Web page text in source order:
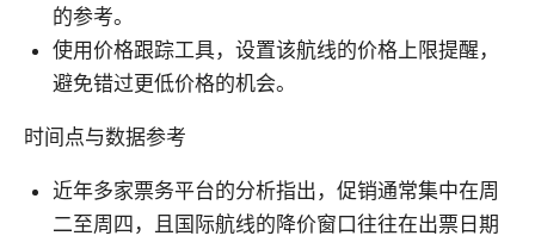
的参考。
使用价格跟踪工具，设置该航线的价格上限提醒，
避免错过更低价格的机会。
时间点与数据参考
近年多家票务平台的分析指出，促销通常集中在周
二至周四，且国际航线的降价窗口往往在出票日期